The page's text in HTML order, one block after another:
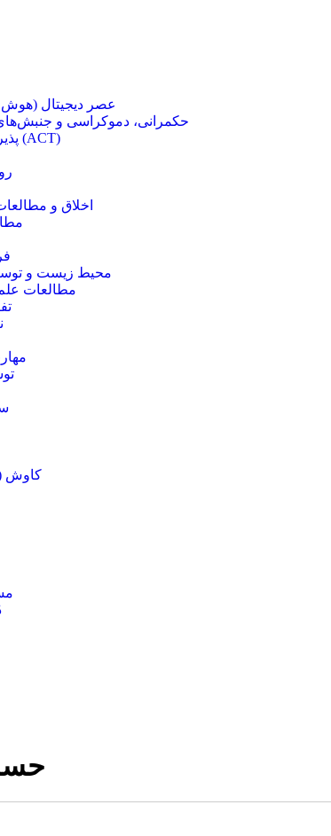
عصر دیجیتال
حکمرانی، دموکراسی و
پذیرش و تعهد (ACT)
اخلاق و
محیط زیست و
مطالعات
کاوش